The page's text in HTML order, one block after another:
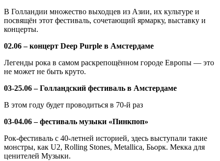
В Голландии множество выходцев из Азии, их культуре и
посвящён этот фестиваль, сочетающий ярмарку, выставку и
концерты.
02.06 – концерт Deep Purple в Амстердаме
Легенды рока в самом раскрепощённом городе Европы — это
не может не быть круто.
03-25.06 – Голландский фестиваль в Амстердаме
В этом году будет проводиться в 70-й раз
03-04.06 – фестиваль музыки «Пинкпоп»
Рок-фестиваль с 40-летней историей, здесь выступали такие
монстры, как U2, Rolling Stones, Metallica, Бьорк. Мекка для
ценителей Музыки.